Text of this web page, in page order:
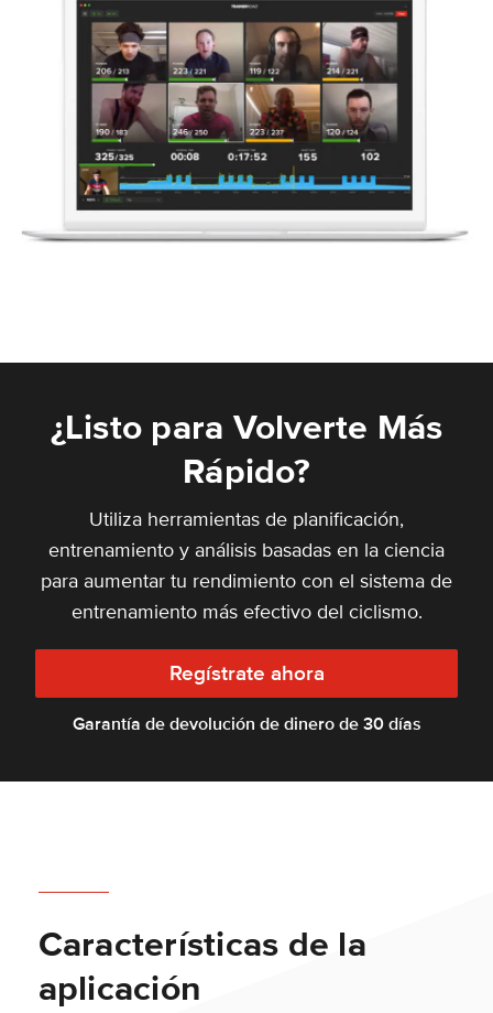
¿Listo para Volverte Más
Rápido?
Utiliza herramientas de planificación,
entrenamiento y análisis basadas en la ciencia
para aumentar tu rendimiento con el sistema de
entrenamiento más efectivo del ciclismo.
Regístrate ahora
Garantía de devolución de dinero de 30 días
Características de la
aplicación